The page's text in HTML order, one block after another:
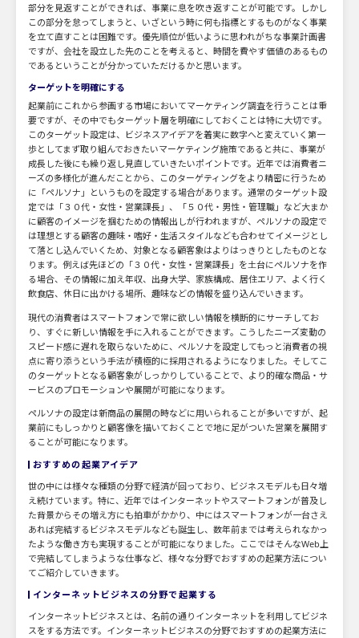
部分を見返すことができれば、事業に息を吹き返すことが可能です。しかし
この部分を怠ってしまうと、いざという時に何も指標とするものがなく事業
を立て直すことは困難です。優先順位が低いように思われがちな事業計画書
ですが、会社を設立した先のことを考えると、時間を費やす価値のあるもの
であるということが分かっていただけるかと思います。
ターゲットを明確にする
起業前にこれから参画する市場においてマーケティング調査を行うことは重
要ですが、その中でもターゲット層を明確にしておくことは特に大切です。
このターゲット設定は、ビジネスアイデアを着実に数字へと変えていく第一
歩としてまず取り組んでおきたいマーケティング施策であると共に、事業が
成長した後にも繰り返し見直していきたいポイントです。近年では消費者ニ
ーズの多様化が進んだことから、このターゲティングをより精密に行うため
に「ペルソナ」というものを設定する場合があります。通常のターゲット設
定では「３０代・女性・営業課長」、「５０代・男性・管理職」など大まか
に顧客のイメージを掴むための情報出しが行われますが、ペルソナの設定で
は理想とする顧客の趣味・嗜好・生活スタイルなども合わせてイメージとし
て落とし込んでいくため、対象となる顧客象はよりはっきりとしたものとな
ります。例えば先ほどの「３０代・女性・営業課長」を土台にペルソナを作
る場合、その情報に加え年収、出身大学、家族構成、居住エリア、よく行く
飲食店、休日に出かける場所、趣味などの情報を盛り込んでいきます。
現代の消費者はスマートフォンで常に欲しい情報を横断的にサーチしてお
り、すぐに新しい情報を手に入れることができます。こうしたニーズ変動の
スピード感に遅れを取らないために、ペルソナを設定してもっと消費者の視
点に寄り添うという手法が積極的に採用されるようになりました。そしてこ
のターゲットとなる顧客象がしっかりしていることで、より的確な商品・サ
ービスのプロモーションや展開が可能になります。
ペルソナの設定は新商品の展開の時などに用いられることが多いですが、起
業前にもしっかりと顧客像を描いておくことで地に足がついた営業を展開す
ることが可能になります。
おすすめの起業アイデア
世の中には様々な種類の分野で経済が回っており、ビジネスモデルも日々増
え続けています。特に、近年ではインターネットやスマートフォンが普及し
た背景からその増え方にも拍車がかかり、中にはスマートフォンが一台さえ
あれば完結するビジネスモデルなども誕生し、数年前までは考えられなかっ
たような働き方も実現することが可能になりました。ここではそんなWeb上
で完結してしまうような仕事など、様々な分野でおすすめの起業方法につい
てご紹介していきます。
インターネットビジネスの分野で起業する
インターネットビジネスとは、名前の通りインターネットを利用してビジネ
スをする方法です。インターネットビジネスの分野でおすすめの起業方法に